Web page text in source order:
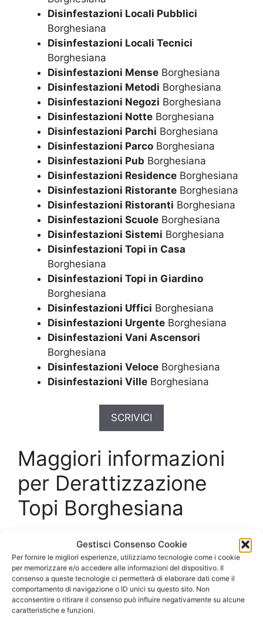
Gestisci Consenso Cookie
Per fornire le migliori esperienze, utilizziamo tecnologie come i cookie
per memorizzare e/o accedere alle informazioni del dispositivo. Il
consenso a queste tecnologie ci permetterà di elaborare dati come il
comportamento di navigazione o ID unici su questo sito. Non
acconsentire o ritirare il consenso può influire negativamente su alcune
caratteristiche e funzioni.
Disinfestazioni Locali Pubblici
Borghesiana
Disinfestazioni Locali Tecnici
Borghesiana
Disinfestazioni Mense Borghesiana
Disinfestazioni Metodi Borghesiana
Disinfestazioni Negozi Borghesiana
Disinfestazioni Notte Borghesiana
Disinfestazioni Parchi Borghesiana
Disinfestazioni Parco Borghesiana
Disinfestazioni Pub Borghesiana
Disinfestazioni Residence Borghesiana
Disinfestazioni Ristorante Borghesiana
Disinfestazioni Ristoranti Borghesiana
Disinfestazioni Scuole Borghesiana
Disinfestazioni Sistemi Borghesiana
Disinfestazioni Topi in Casa
Borghesiana
Disinfestazioni Topi in Giardino
Borghesiana
Disinfestazioni Uffici Borghesiana
Disinfestazioni Urgente Borghesiana
Disinfestazioni Vani Ascensori
Borghesiana
Disinfestazioni Veloce Borghesiana
Disinfestazioni Ville Borghesiana
SCRIVICI
Maggiori informazioni
per Derattizzazione
Topi Borghesiana
Interventi di
Derattizzazione Topi
Borghesianaper